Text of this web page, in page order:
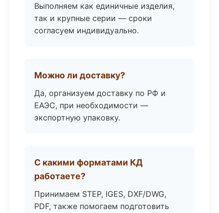
Выполняем как единичные изделия,
так и крупные серии — сроки
согласуем индивидуально.
Можно ли доставку?
Да, организуем доставку по РФ и
ЕАЭС, при необходимости —
экспортную упаковку.
С какими форматами КД
работаете?
Принимаем STEP, IGES, DXF/DWG,
PDF, также помогаем подготовить